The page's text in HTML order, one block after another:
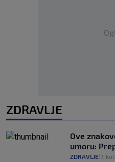
ZDRAVLJE
Ove
umoru:
ZDRAVLJE 7. kol.